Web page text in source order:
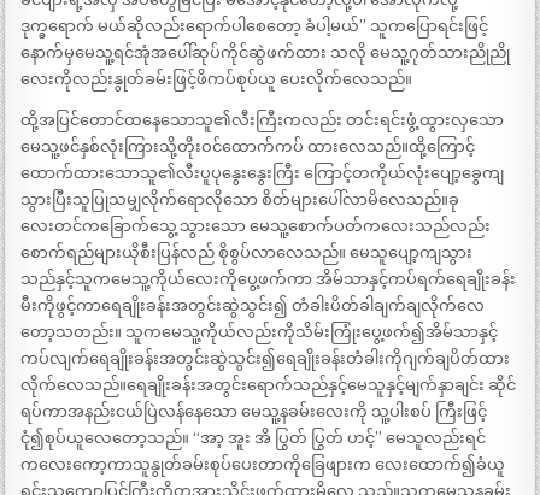
ဒုက္ခရောက် မယ်ဆိုလည်းရောက်ပါစေတော့ ခံပါ့မယ်” သူကပြောရင်းဖြင့်
နောက်မှမေသူ့ရင်အုံအပေါ်ဆုပ်ကိုင်ဆွဲဖက်ထား သလို မေသူ့ဂုတ်သားညိုညို
လေးကိုလည်းနွုတ်ခမ်းဖြင့်ဖိကပ်စုပ်ယူ ပေးလိုက်လေသည်။
ထို့အပြင်တောင်ထနေသောသူ၏လီးကြီးကလည်း တင်းရင်းဖွံ့ထွားလှသော
မေသူ့ဖင်နှစ်လုံးကြားသို့တိုးဝင်ထောက်ကပ် ထားလေသည်။ထို့ကြောင့်
ထောက်ထားသောသူ၏လီးပူပုနွေးနွေးကြီး ကြောင့်တကိုယ်လုံးပျော့ခွေကျ
သွားပြီးသူပြုသမျှလိုက်ရောလိုသော စိတ်များပေါ်လာမိလေသည်။ခု
လေးတင်ကခြောက်သွေ့သွားသော မေသူ့စောက်ပတ်ကလေးသည်လည်း
စောက်ရည်များယိုစီးပြန်လည် စိုစွပ်လာလေသည်။ မေသူပျော့ကျသွား
သည်နှင့်သူကမေသူ့ကိုယ်လေးကိုပွေ့ဖက်ကာ အိမ်သာနှင့်ကပ်ရက်ရေချိုးခန်း
မီးကိုဖွင့်ကာရေချိုးခန်းအတွင်းဆွဲသွင်း၍ တံခါးပိတ်ခါချက်ချလိုက်လေ
တော့သတည်း။ သူကမေသူ့ကိုယ်လည်းကိုသိမ်းကြုံးပွေ့ဖက်၍အိမ်သာနှင့်
ကပ်လျက်ရေချိုးခန်းအတွင်းဆွဲသွင်း၍ရေချိုးခန်းတံခါးကိုဂျက်ချပိတ်ထား
လိုက်လေသည်။ရေချိုးခန်းအတွင်းရောက်သည်နှင့်မေသူနှင့်မျက်နှာချင်း ဆိုင်
ရပ်ကာအနည်းငယ်ပြဲလန်နေသော မေသူ့နခမ်းလေးကို သူ့ပါးစပ် ကြီးဖြင့်
ငုံ၍စုပ်ယူလေတော့သည်။ “အာ့ အူး အိ ပြွတ် ပြွတ် ဟင့်” မေသူလည်းရင်
ကလေးကော့ကာသူနွုတ်ခမ်းစုပ်ပေးတာကိုခြေဖျားက လေးထောက်၍ခံယူ
ရင်းသူ့ကျောပြင်ကြီးကိုတအားသိုင်းဖက်ထားမိလေ သည်။သူကမေသူ့နခမ်း